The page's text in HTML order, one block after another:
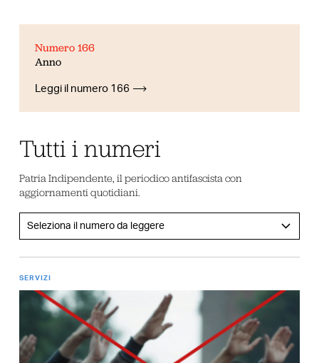
Numero 166
Anno
Leggi il numero 166
Tutti i numeri
Patria Indipendente, il periodico antifascista con
aggiornamenti quotidiani.
SERVIZI